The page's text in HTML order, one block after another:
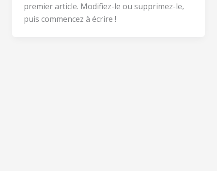
premier article. Modifiez-le ou supprimez-le,
puis commencez à écrire !